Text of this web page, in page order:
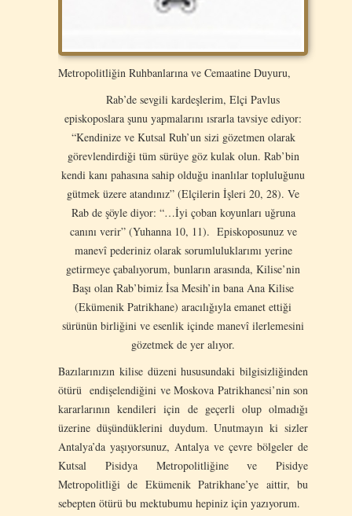
Metropolitliğin Ruhbanlarına ve Cemaatine Duyuru,
Rab’de sevgili kardeşlerim, Elçi Pavlus
episkoposlara şunu yapmalarını ısrarla tavsiye ediyor:
“Kendinize ve Kutsal Ruh’un sizi gözetmen olarak
görevlendirdiği tüm sürüye göz kulak olun. Rab’bin
kendi kanı pahasına sahip olduğu inanlılar topluluğunu
gütmek üzere atandınız” (Elçilerin İşleri 20, 28). Ve
Rab de şöyle diyor: “…İyi çoban koyunları uğruna
canını verir” (Yuhanna 10, 11). Episkoposunuz ve
manevî pederiniz olarak sorumluluklarımı yerine
getirmeye çabalıyorum, bunların arasında, Kilise’nin
Başı olan Rab’bimiz İsa Mesih’in bana Ana Kilise
(Ekümenik Patrikhane) aracılığıyla emanet ettiği
sürünün birliğini ve esenlik içinde manevî ilerlemesini
gözetmek de yer alıyor.
Bazılarınızın kilise düzeni hususundaki bilgisizliğinden
ötürü endişelendiğini ve Moskova Patrikhanesi’nin son
kararlarının kendileri için de geçerli olup olmadığı
üzerine düşündüklerini duydum. Unutmayın ki sizler
Antalya’da yaşıyorsunuz, Antalya ve çevre bölgeler de
Kutsal Pisidya Metropolitliğine ve Pisidye
Metropolitliği de Ekümenik Patrikhane’ye aittir, bu
sebepten ötürü bu mektubumu hepiniz için yazıyorum.